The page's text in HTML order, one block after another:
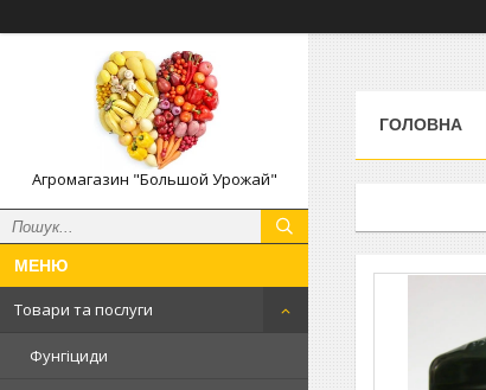
Агромагазин "Большой Урожай"
Товари та послуги
Фунгіциди
ГОЛОВНА